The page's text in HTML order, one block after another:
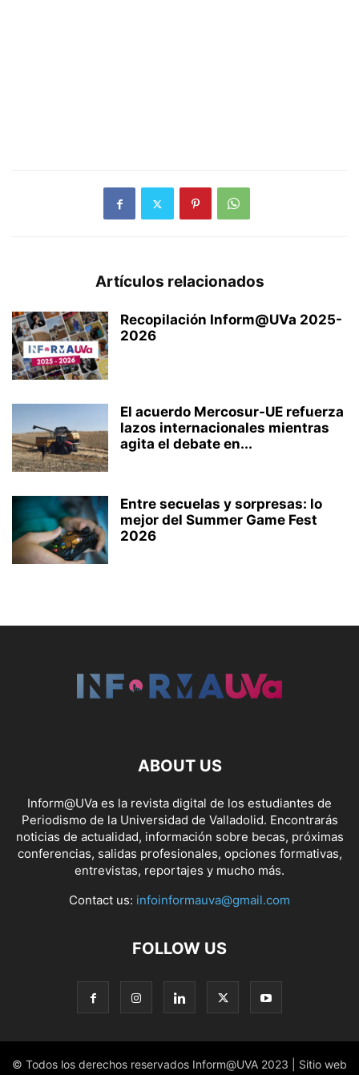
Artículos relacionados
Recopilación Inform@UVa 2025-
2026
El acuerdo Mercosur-UE refuerza
lazos internacionales mientras
agita el debate en...
Entre secuelas y sorpresas: lo
mejor del Summer Game Fest
2026
ABOUT US
Inform@UVa es la revista digital de los estudiantes de
Periodismo de la Universidad de Valladolid. Encontrarás
noticias de actualidad, información sobre becas, próximas
conferencias, salidas profesionales, opciones formativas,
entrevistas, reportajes y mucho más.
Contact us: infoinformauva@gmail.com
FOLLOW US
© Todos los derechos reservados Inform@UVA 2023 | Sitio web